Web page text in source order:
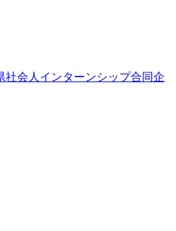
社会人インターンシップ合同企